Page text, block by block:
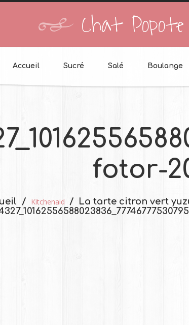
Chat Popote
Accueil Sucré Salé Boulange
fotor-
Kitchenaid
La tarte citron vert